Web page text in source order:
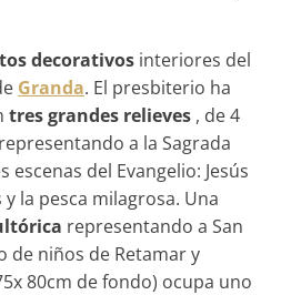
decorativos interiores del
Granda. El presbiterio ha
tres grandes relieves , de 4
a la Sagrada
escenas del Evangelio: Jesús
la pesca milagrosa. Una
representando a San
de niños de Retamar y
80cm de fondo) ocupa uno